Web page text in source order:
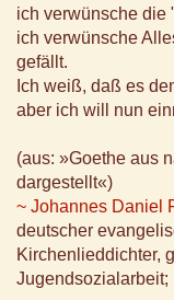
ich verwünsche die
ich verwünsche
gefällt.
Ich weiß, daß es
aber ich will nun
(aus: »Goethe aus
dargestellt«)
~ Johannes Daniel
deutscher
Kirchenlieddichter,
Jugendsozialarbeit;